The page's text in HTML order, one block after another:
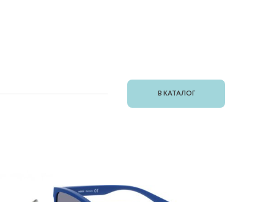
В КАТАЛОГ